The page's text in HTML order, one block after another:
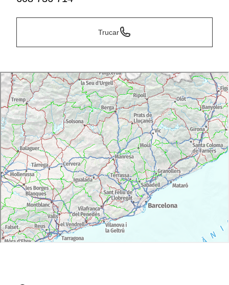
Trucar